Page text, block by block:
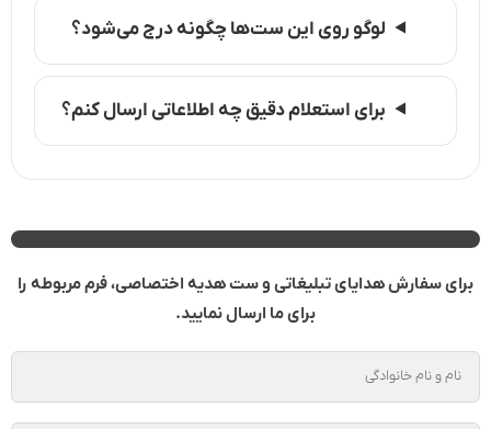
لوگو روی این ست‌ها چگونه درج می‌شود؟
برای استعلام دقیق چه اطلاعاتی ارسال کنم؟
برای سفارش هدایای تبلیغاتی و ست هدیه اختصاصی، فرم مربوطه را
برای ما ارسال نمایید.